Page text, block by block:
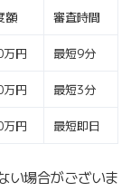
額 審査時間
円 最短9分
円 最短3分
円 最短即日
い場合がございま